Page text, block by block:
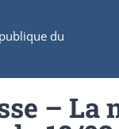
du
– La